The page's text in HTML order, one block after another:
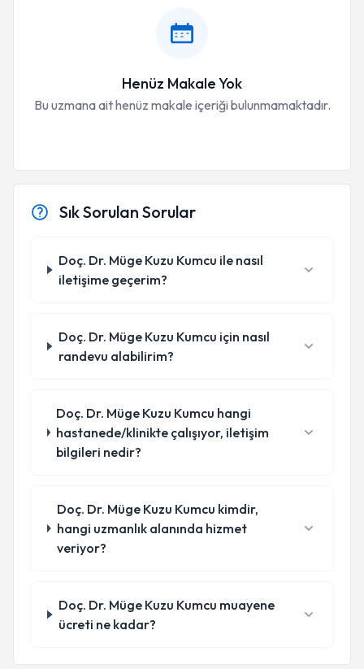
Henüz Makale Yok
Bu uzmana ait henüz makale içeriği bulunmamaktadır.
Sık Sorulan Sorular
Doç. Dr. Müge Kuzu Kumcu ile nasıl
iletişime geçerim?
Doç. Dr. Müge Kuzu Kumcu için nasıl
randevu alabilirim?
Doç. Dr. Müge Kuzu Kumcu hangi
hastanede/klinikte çalışıyor, iletişim
bilgileri nedir?
Doç. Dr. Müge Kuzu Kumcu kimdir,
hangi uzmanlık alanında hizmet
veriyor?
Doç. Dr. Müge Kuzu Kumcu muayene
ücreti ne kadar?